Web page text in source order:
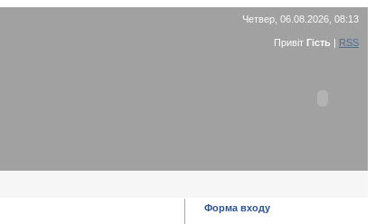
Четвер, 06.08.2026, 08:13
Привіт Гість | RSS
Форма входу